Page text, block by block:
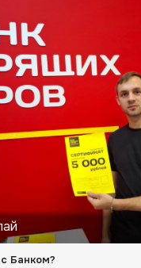
Банком?